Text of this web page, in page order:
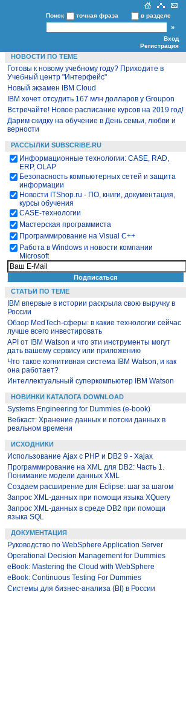
Поиск точная фраза в разделе
Вход
Регистрация
НОВОСТИ ПО ТЕМЕ
Готовы к новому учебному году? Приходите в
Учебный центр "Интерфейс"
Новый экзамен IBM Cloud
IBM хочет отсудить 167 млн долларов у Groupon
Встречайте! Новое расписание курсов на 2019 год!
Дарим скидку на обучение в День семьи, любви и
верности
РАССЫЛКИ SUBSCRIBE.RU
Информационные технологии: CASE, RAD,
ERP, OLAP
Безопасность компьютерных сетей и защита
информации
Новости ITShop.ru - ПО, книги, документация,
курсы обучения
CASE-технологии
Мастерская программиста
Программирование на Visual С++
Работа в Windows и новости компании
Microsoft
СТАТЬИ ПО ТЕМЕ
IBM впервые в истории раскрыла свою выручку в
России
Обзор MedTech-сферы: в какие технологии сейчас
лучше всего инвестировать
API от IBM Watson и что эти инструменты могут
дать вашему сервису или приложению
Что такое когнитивная система IBM Watson, и как
она работает?
Интеллектуальный суперкомпьютер IBM Watson
НОВИНКИ КАТАЛОГА DOWNLOAD
Systems Engineering for Dummies (e-book)
Вебкаст: Хранение данных и потоки данных в
реальном времени
ИСХОДНИКИ
Использование Ajax с PHP и DB2 9 - Xajax
Программирование на XML для DB2: Часть 1.
Понимание модели данных XML
Создаем расширение для Eclipse: шаг за шагом
Запрос XML-данных при помощи языка XQuery
Запрос XML-данных в среде DB2 при помощи
языка SQL
ДОКУМЕНТАЦИЯ
Руководство по WebSphere Application Server
Operational Decision Management for Dummies
eBook: Mastering the Cloud with WebSphere
eBook: Continuous Testing For Dummies
Системы для бизнес-анализа (BI) в России